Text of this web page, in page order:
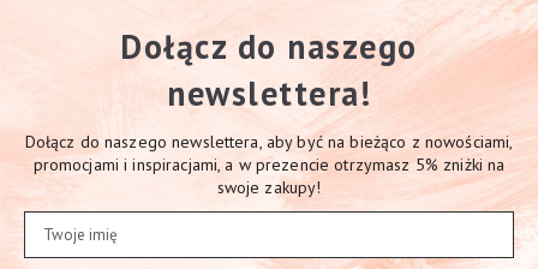
Dołącz do naszego
newslettera!
Dołącz do naszego newslettera, aby być na bieżąco z nowościami,
promocjami i inspiracjami, a w prezencie otrzymasz 5% zniżki na
swoje zakupy!